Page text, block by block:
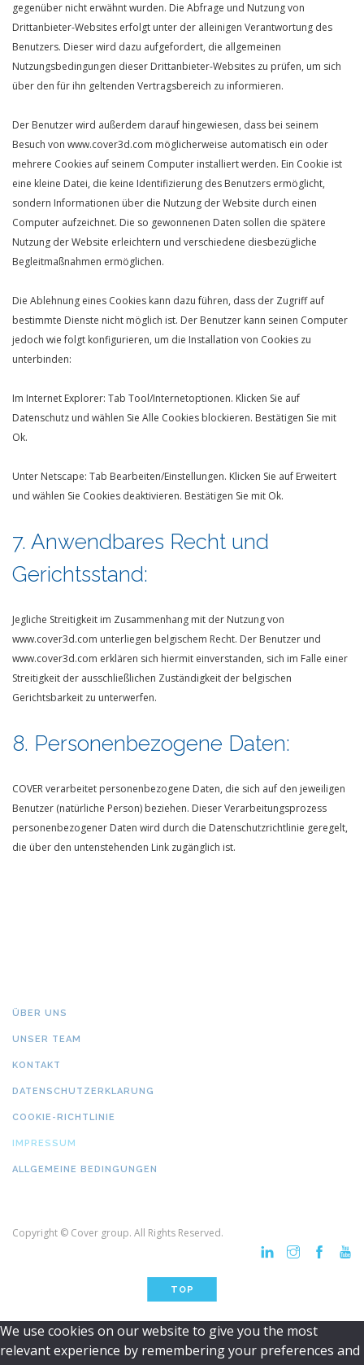
gegenüber nicht erwähnt wurden. Die Abfrage und Nutzung von
Drittanbieter-Websites erfolgt unter der alleinigen Verantwortung des
Benutzers. Dieser wird dazu aufgefordert, die allgemeinen
Nutzungsbedingungen dieser Drittanbieter-Websites zu prüfen, um sich
über den für ihn geltenden Vertragsbereich zu informieren.
Der Benutzer wird außerdem darauf hingewiesen, dass bei seinem
Besuch von www.cover3d.com möglicherweise automatisch ein oder
mehrere Cookies auf seinem Computer installiert werden. Ein Cookie ist
eine kleine Datei, die keine Identifizierung des Benutzers ermöglicht,
sondern Informationen über die Nutzung der Website durch einen
Computer aufzeichnet. Die so gewonnenen Daten sollen die spätere
Nutzung der Website erleichtern und verschiedene diesbezügliche
Begleitmaßnahmen ermöglichen.
Die Ablehnung eines Cookies kann dazu führen, dass der Zugriff auf
bestimmte Dienste nicht möglich ist. Der Benutzer kann seinen Computer
jedoch wie folgt konfigurieren, um die Installation von Cookies zu
unterbinden:
Im Internet Explorer: Tab Tool/Internetoptionen. Klicken Sie auf
Datenschutz und wählen Sie Alle Cookies blockieren. Bestätigen Sie mit
Ok.
Unter Netscape: Tab Bearbeiten/Einstellungen. Klicken Sie auf Erweitert
und wählen Sie Cookies deaktivieren. Bestätigen Sie mit Ok.
7. Anwendbares Recht und
Gerichtsstand:
Jegliche Streitigkeit im Zusammenhang mit der Nutzung von
www.cover3d.com unterliegen belgischem Recht. Der Benutzer und
www.cover3d.com erklären sich hiermit einverstanden, sich im Falle einer
Streitigkeit der ausschließlichen Zuständigkeit der belgischen
Gerichtsbarkeit zu unterwerfen.
8. Personenbezogene Daten:
COVER verarbeitet personenbezogene Daten, die sich auf den jeweiligen
Benutzer (natürliche Person) beziehen. Dieser Verarbeitungsprozess
personenbezogener Daten wird durch die Datenschutzrichtlinie geregelt,
die über den untenstehenden Link zugänglich ist.
ÜBER UNS
UNSER TEAM
KONTAKT
DATENSCHUTZERKLARUNG
COOKIE-RICHTLINIE
IMPRESSUM
ALLGEMEINE BEDINGUNGEN
Copyright © Cover group. All Rights Reserved.
TOP
We use cookies on our website to give you the most
relevant experience by remembering your preferences and